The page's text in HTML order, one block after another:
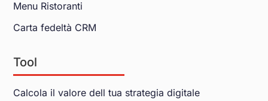
Menu Ristoranti
Carta fedeltà CRM
Tool
Calcola il valore dell tua strategia digitale